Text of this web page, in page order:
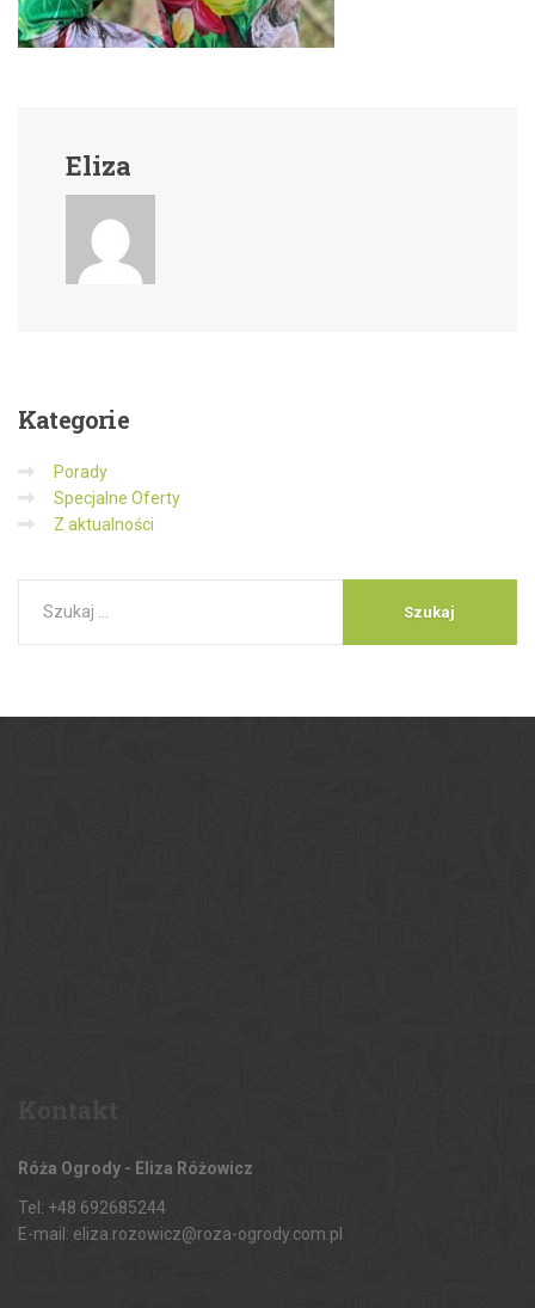
Eliza
Kategorie
Porady
Specjalne Oferty
Z aktualności
Róża Ogrody - Eliza Różowicz
Tel: +48 692685244
E-mail: eliza.rozowicz@roza-ogrody.com.pl